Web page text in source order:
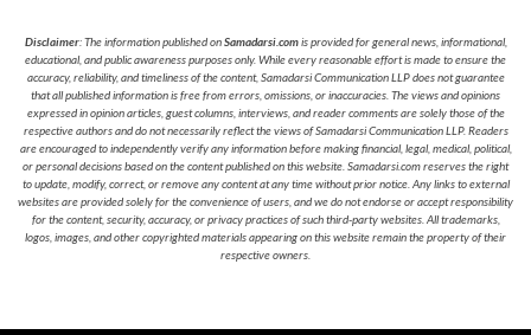
Disclaimer: The information published onSamadarsi.comis provided for general news, informational,
educational, and public awareness purposes only. While every reasonable effort is made to ensure the
accuracy, reliability, and timeliness of the content, Samadarsi Communication LLP does not guarantee
that all published information is free from errors, omissions, or inaccuracies. The views and opinions
expressed in opinion articles, guest columns, interviews, and reader comments are solely those of the
respective authors and do not necessarily reflect the views of Samadarsi Communication LLP. Readers
are encouraged to independently verify any information before making financial, legal, medical, political,
or personal decisions based on the content published on this website. Samadarsi.com reserves the right
to update, modify, correct, or remove any content at any time without prior notice. Any links to external
websites are provided solely for the convenience of users, and we do not endorse or accept responsibility
for the content, security, accuracy, or privacy practices of such third-party websites. All trademarks,
logos, images, and other copyrighted materials appearing on this website remain the property of their
respective owners.